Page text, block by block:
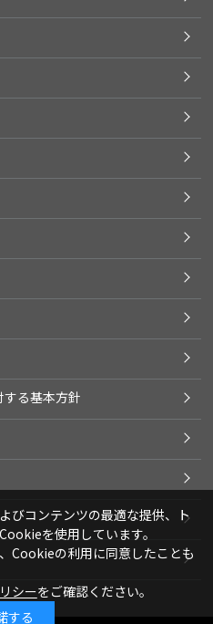
る基本方針
びコンテンツの最適な提供、ト
を使用しています。
Cookieの利用に同意したことも
シーをご確認ください。
する